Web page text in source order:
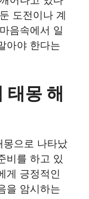
도전이나 계
음속에서 일
아야 한다는
태몽 해
몽으로 나타났
비를 하고 있
게 긍정적인
을 암시하는